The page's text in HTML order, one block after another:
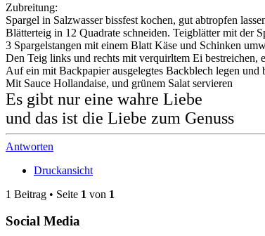
Zubreitung:
Spargel in Salzwasser bissfest kochen, gut abtropfen
Blätterteig in 12 Quadrate schneiden. Teigblätter mit der
3 Spargelstangen mit einem Blatt Käse und Schinken
Den Teig links und rechts mit verquirltem Ei bestreichen,
Auf ein mit Backpapier ausgelegtes Backblech legen
Mit Sauce Hollandaise, und grünem Salat servieren
Es gibt nur eine wahre Liebe
und das ist die Liebe zum Genuss
Antworten
Druckansicht
1 Beitrag • Seite 1 von 1
Social Media